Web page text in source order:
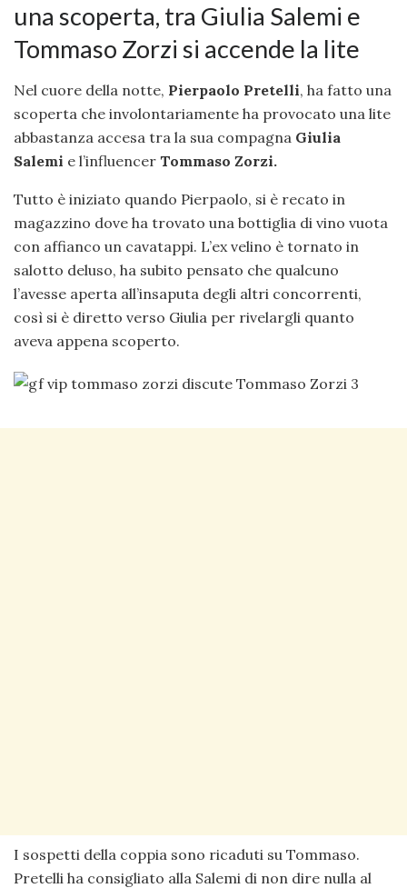
una scoperta, tra Giulia Salemi e
Tommaso Zorzi si accende la lite
Nel cuore della notte, Pierpaolo Pretelli, ha fatto una
scoperta che involontariamente ha provocato una lite
abbastanza accesa tra la sua compagna Giulia
Salemi e l’influencer Tommaso Zorzi.
Tutto è iniziato quando Pierpaolo, si è recato in
magazzino dove ha trovato una bottiglia di vino vuota
con affianco un cavatappi. L’ex velino è tornato in
salotto deluso, ha subito pensato che qualcuno
l’avesse aperta all’insaputa degli altri concorrenti,
così si è diretto verso Giulia per rivelargli quanto
aveva appena scoperto.
I sospetti della coppia sono ricaduti su Tommaso.
Pretelli ha consigliato alla Salemi di non dire nulla al